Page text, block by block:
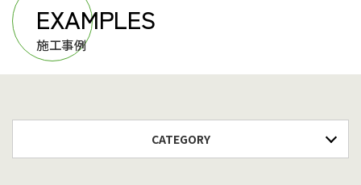
EXAMPLES
施工事例
CATEGORY